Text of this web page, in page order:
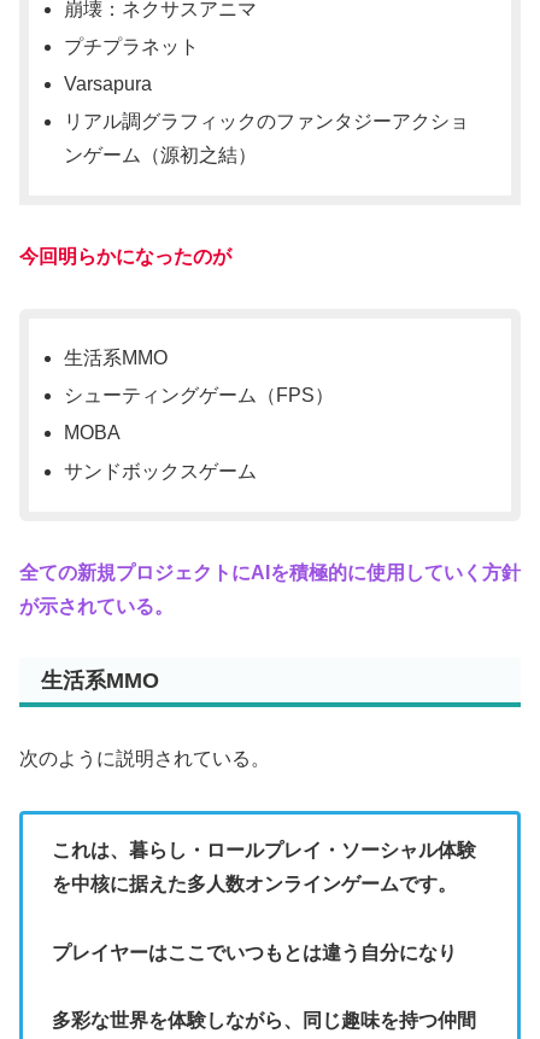
崩壊：ネクサスアニマ
プチプラネット
Varsapura
リアル調グラフィックのファンタジーアクショ
ンゲーム（源初之結）
今回明らかになったのが
生活系MMO
シューティングゲーム（FPS）
MOBA
サンドボックスゲーム
全ての新規プロジェクトにAIを積極的に使用していく方針
が示されている。
生活系MMO
次のように説明されている。
これは、暮らし・ロールプレイ・ソーシャル体験
を中核に据えた多人数オンラインゲームです。
プレイヤーはここでいつもとは違う自分になり
多彩な世界を体験しながら、同じ趣味を持つ仲間